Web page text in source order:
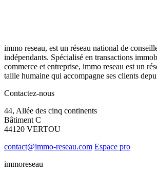
immo reseau, est un réseau national de
indépendants. Spécialisé en transactions
commerce et entreprise, immo reseau est un
taille humaine qui accompagne ses clients
Contactez-nous
44, Allée des cinq continents
Bâtiment C
44120 VERTOU
contact@immo-reseau.com Espace pro
immoreseau